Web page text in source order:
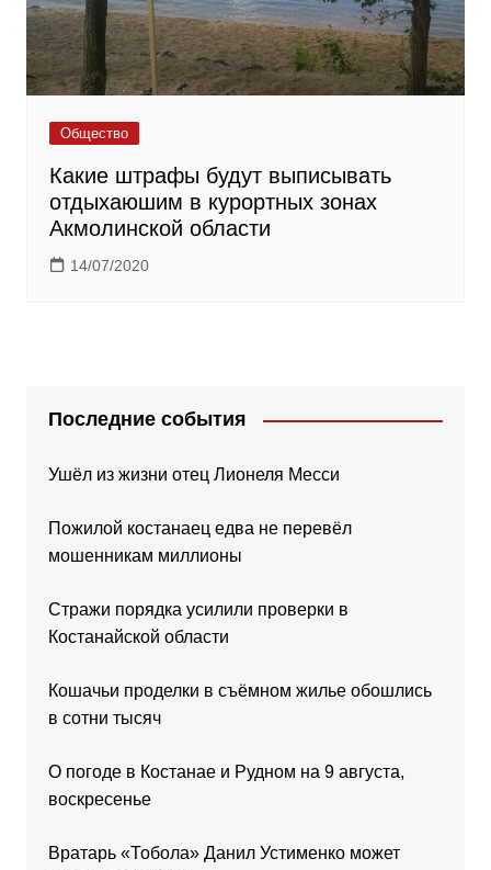
Общество
Какие штрафы будут выписывать
отдыхаюшим в курортных зонах
Акмолинской области
14/07/2020
Последние события
Ушёл из жизни отец Лионеля Месси
Пожилой костанаец едва не перевёл
мошенникам миллионы
Стражи порядка усилили проверки в
Костанайской области
Кошачьи проделки в съёмном жилье обошлись
в сотни тысяч
О погоде в Костанае и Рудном на 9 августа,
воскресенье
Вратарь «Тобола» Данил Устименко может